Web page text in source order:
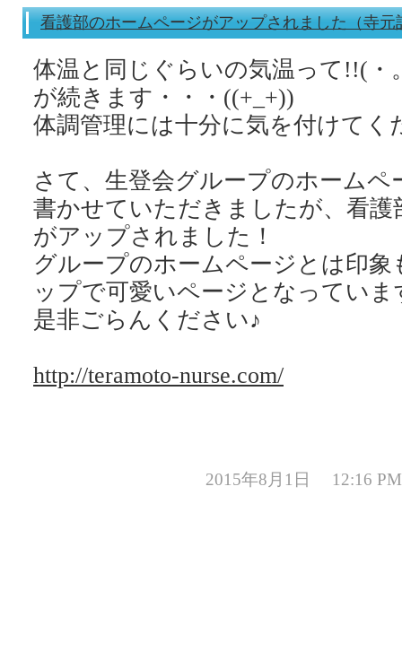
看護部のホームページがアップされました（寺元
体温と同じぐらいの気温って!!(
が続きます・・・((+_+))
体調管理には十分に気を付けてく
さて、生登会グループのホーム
書かせていただきましたが、看
がアップされました！
グループのホームページとは印
ップで可愛いページとなっていま
是非ごらんください♪
http://teramoto-nurse.com/
2015年8月1日 12:16